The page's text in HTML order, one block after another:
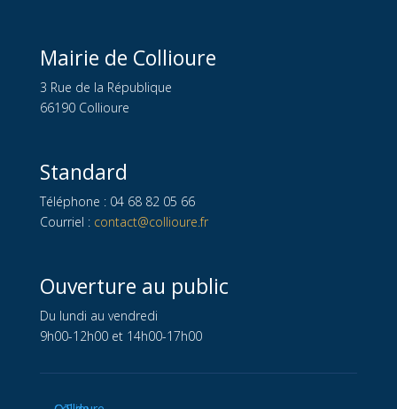
Mairie de Collioure
3 Rue de la République
66190 Collioure
Standard
Téléphone : 04 68 82 05 66
Courriel : contact@collioure.fr
Ouverture au public
Du lundi au vendredi
9h00-12h00 et 14h00-17h00